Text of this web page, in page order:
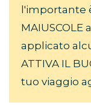
l'importante
applicato
ATTIVA IL
tuo viaggio